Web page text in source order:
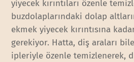
yiyecek kırıntıları özenle
buzdolaplarındaki dolap
ekmek yiyecek kırıntısına
gerekiyor. Hatta, diş araları
ipleriyle özenle temizlenerek,